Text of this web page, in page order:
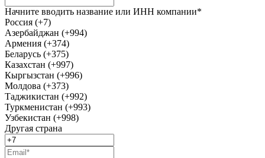
Начните вводить название или ИНН компании*
Россия (+7)
Азербайджан (+994)
Армения (+374)
Беларусь (+375)
Казахстан (+997)
Кыргызстан (+996)
Молдова (+373)
Таджикистан (+992)
Туркменистан (+993)
Узбекистан (+998)
Другая страна